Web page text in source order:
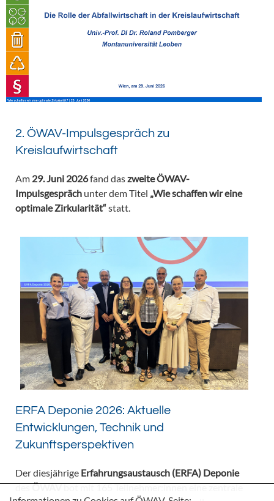
2. ÖWAV-Impulsgespräch zu
Kreislaufwirtschaft
Am 29. Juni 2026fand daszweite ÖWAV-
Impulsgespräch unter dem Titel „Wie schaffen wir eine
optimale Zirkularität“statt.
ERFA Deponie 2026: Aktuelle
Entwicklungen, Technik und
Zukunftsperspektiven
Der diesjährige Erfahrungsaustausch (ERFA) Deponie
desÖWAVbot mit 165 Teilnehmer:innen eine zentrale